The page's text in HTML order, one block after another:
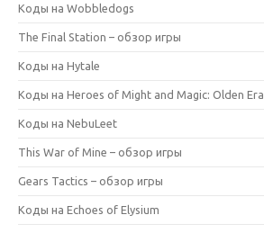
Коды на Wobbledogs
The Final Station – обзор игры
Коды на Hytale
Коды на Heroes of Might and Magic: Olden Era
Коды на NebuLeet
This War of Mine – обзор игры
Gears Tactics – обзор игры
Коды на Echoes of Elysium